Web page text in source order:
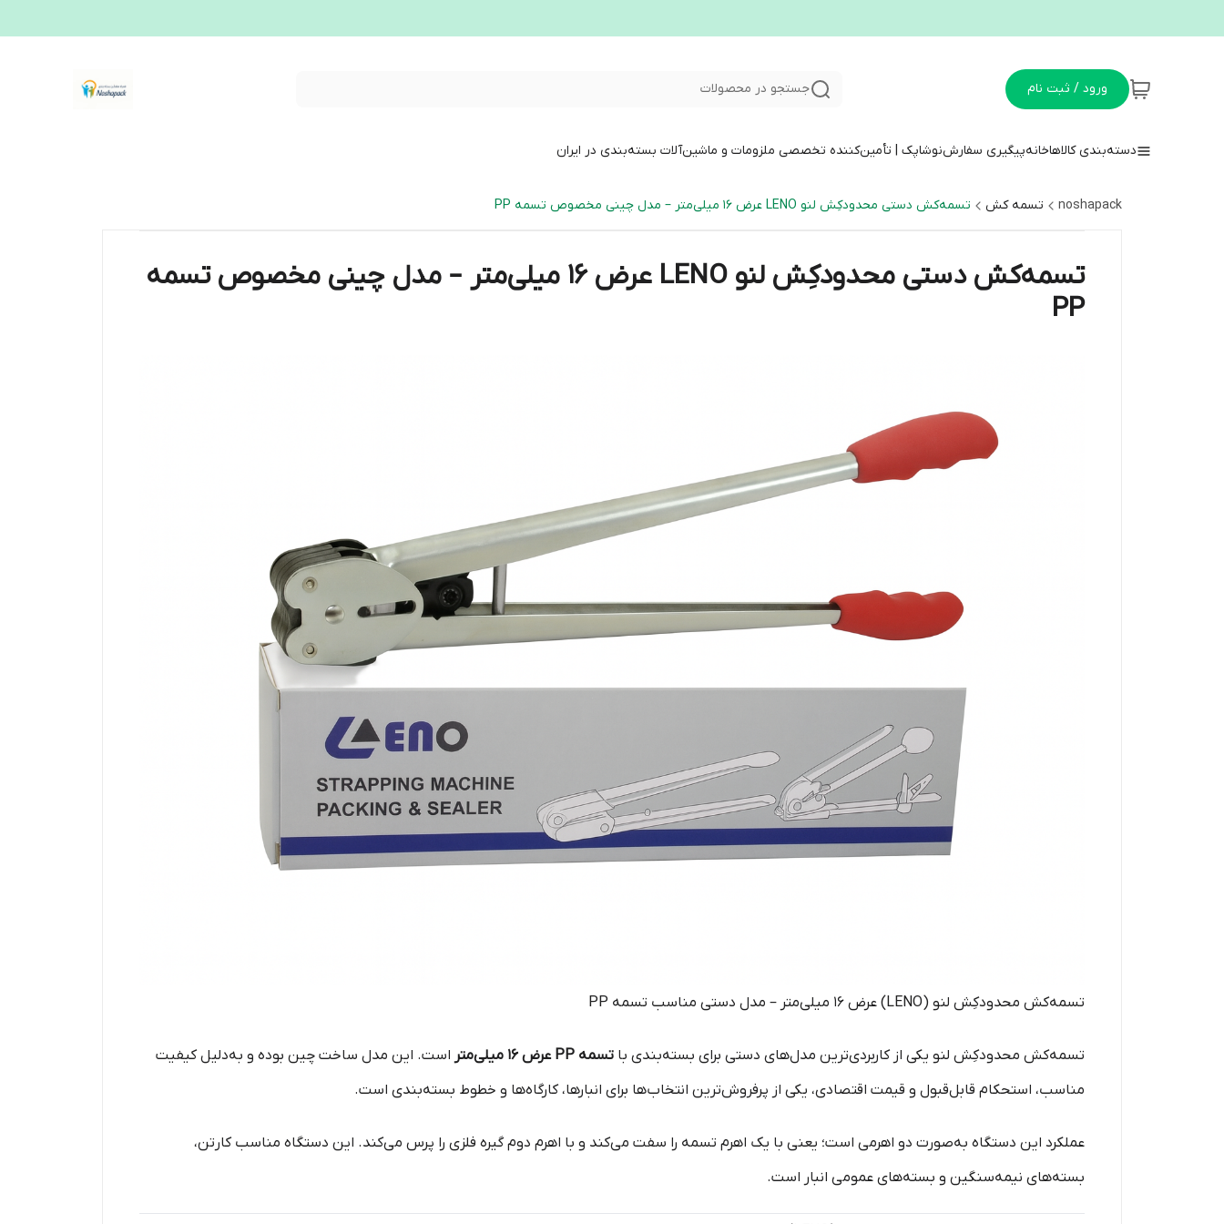
ورود / ثبت نام جستجو در محصولات
دسته‌بندی کالاهاخانهپیگیری سفارشنوشاپک | تأمین‌کننده تخصصی ملزومات و ماشین‌آلات بسته‌بندی در ایران
noshapack تسمه کش تسمه‌کش دستی محدودکِش لنو LENO عرض 16 میلی‌متر – مدل چینی مخصوص تسمه PP
تسمه‌کش دستی محدودکِش لنو LENO عرض 16 میلی‌متر – مدل چینی مخصوص تسمه
PP
تسمه‌کش محدودکِش لنو (LENO) عرض 16 میلی‌متر – مدل دستی مناسب تسمه PP
تسمه‌کش محدودکِش لنو یکی از کاربردی‌ترین مدل‌های دستی برای بسته‌بندی با تسمه PP عرض 16 میلی‌متر
است. این مدل ساخت چین بوده و به‌دلیل کیفیت
مناسب، استحکام قابل‌قبول و قیمت اقتصادی، یکی از پرفروش‌ترین انتخاب‌ها برای انبارها، کارگاه‌ها و خطوط بسته‌بندی است.
عملکرد این دستگاه به‌صورت دو اهرمی است؛ یعنی با یک اهرم تسمه را سفت می‌کند و با اهرم دوم گیره فلزی را پرس می‌کند. این دستگاه مناسب کارتن،
بسته‌های نیمه‌سنگین و بسته‌های عمومی انبار است.